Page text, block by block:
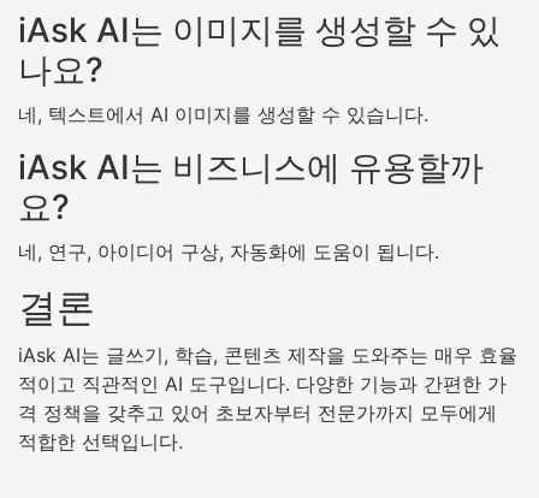
iAsk AI는 이미지를 생성할 수 있
나요?
네, 텍스트에서 AI 이미지를 생성할 수 있습니다.
iAsk AI는 비즈니스에 유용할까
요?
네, 연구, 아이디어 구상, 자동화에 도움이 됩니다.
결론
iAsk AI는 글쓰기, 학습, 콘텐츠 제작을 도와주는 매우 효율
적이고 직관적인 AI 도구입니다. 다양한 기능과 간편한 가
격 정책을 갖추고 있어 초보자부터 전문가까지 모두에게
적합한 선택입니다.